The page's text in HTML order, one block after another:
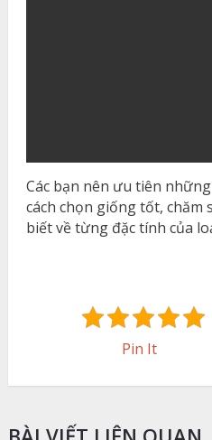
Các bạn nên ưu tiên
cách chọn giống tốt, chăm
biết về từng đặc tính của
Pin It